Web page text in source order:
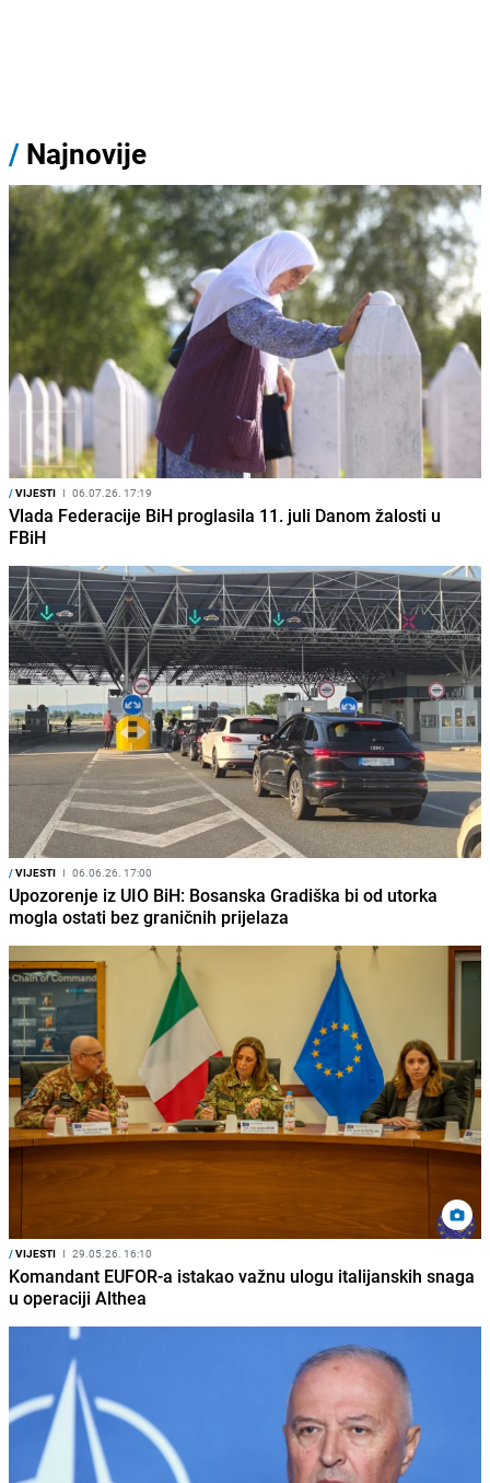
/ Najnovije
/VIJESTI I 06.07.26. 17:19
Vlada Federacije BiH proglasila 11. juli Danom žalosti u
FBiH
/VIJESTI I 06.06.26. 17:00
Upozorenje iz UIO BiH: Bosanska Gradiška bi od utorka
mogla ostati bez graničnih prijelaza
/VIJESTI I 29.05.26. 16:10
Komandant EUFOR-a istakao važnu ulogu italijanskih snaga
u operaciji Althea